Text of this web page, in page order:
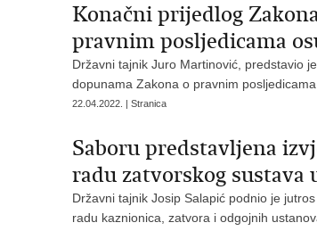
Konačni prijedlog
pravnim posljedicama
Državni tajnik Juro Martinović, predstavio
dopunama Zakona o pravnim
22.04.2022. | Stranica
Saboru predstavljena
radu zatvorskog sustava
Državni tajnik Josip Salapić podnio je
radu kaznionica, zatvora i odgojnih